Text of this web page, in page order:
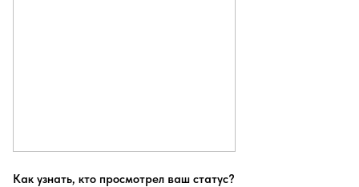
Как узнать, кто просмотрел ваш статус?